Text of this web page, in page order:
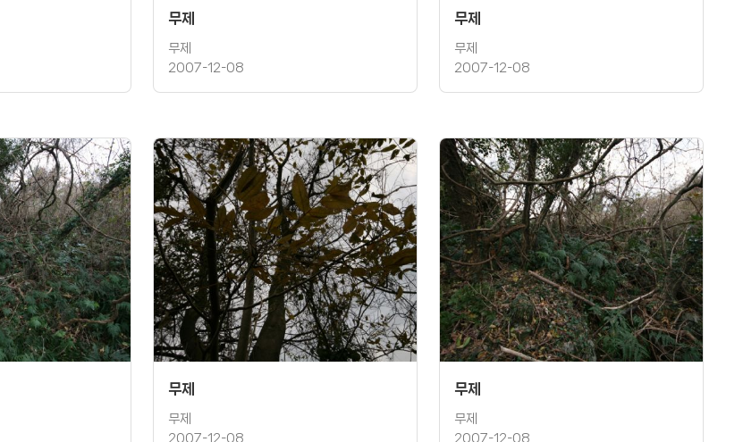
무제
무제
2007-12-08
무제
무제
2007-12-08
무제
무제
2007-12-08
무제
무제
2007-12-08